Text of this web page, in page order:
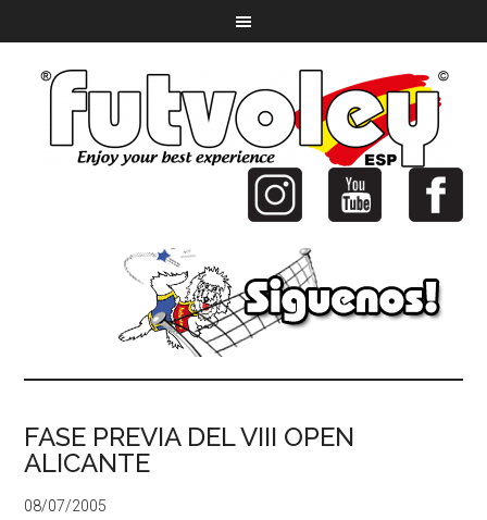
FASE PREVIA DEL VIII OPEN
ALICANTE
08/07/2005